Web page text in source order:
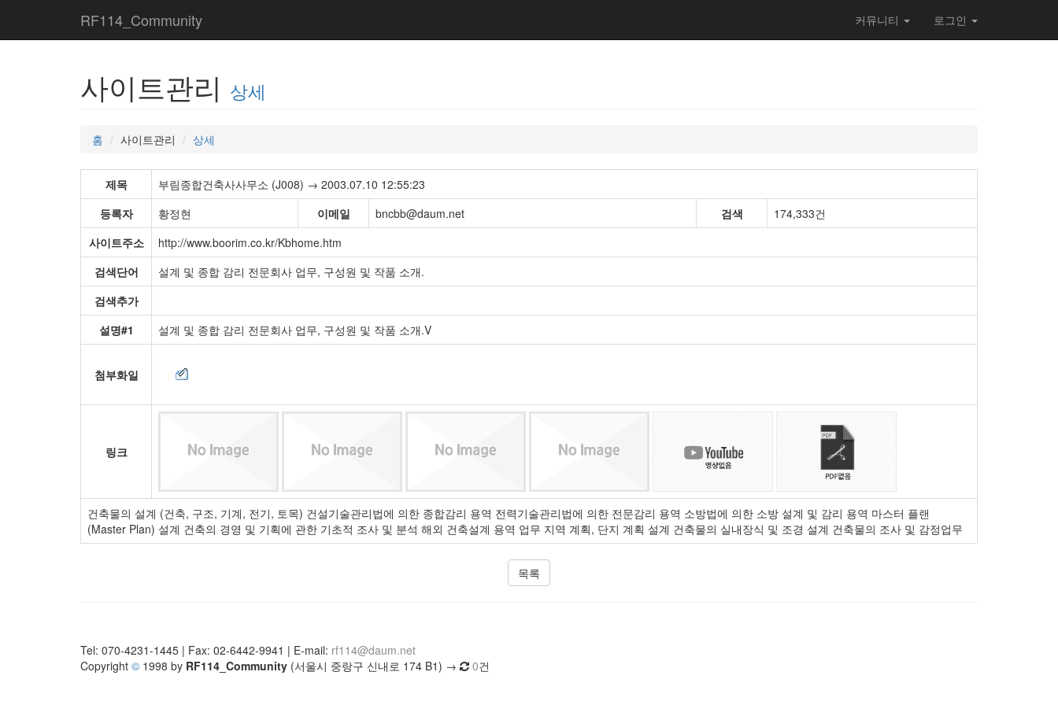
RF114_Community 커뮤니티 로그인
사이트관리 상세
홈 사이트관리 상세
제목
부림종합건축사사무소 (J008) → 2003.07.10 12:55:23
등록자
황정현 이메일 bncbb@daum.net 검색
174,333건
사이트주소
http://www.boorim.co.kr/Kbhome.htm
검색단어
설계 및 종합 감리 전문회사 업무, 구성원 및 작품 소개.
검색추가
설명#1
설계 및 종합 감리 전문회사 업무, 구성원 및 작품 소개.V
첨부화일
링크
건축물의 설계 (건축, 구조, 기계, 전기, 토목) 건설기술관리법에 의한 종합감리 용역 전력기술관리법에 의한 전문감리 용역 소방법에 의한 소방 설계 및 감리 용역 마스터 플랜
(Master Plan) 설계 건축의 경영 및 기획에 관한 기초적 조사 및 분석 해외 건축설계 용역 업무 지역 계획, 단지 계획 설계 건축물의 실내장식 및 조경 설계 건축물의 조사 및 감정업무
목록
Tel: 070-4231-1445 | Fax: 02-6442-9941 | E-mail: rf114@daum.net
Copyright © 1998 by RF114_Community (서울시 중랑구 신내로 174 B1) → 0건